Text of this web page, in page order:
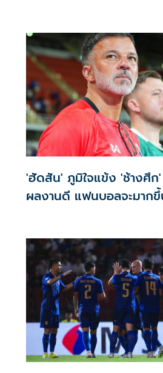
'ฮัดสัน' ภูมิใจแข้ง 'ช้างศึก'
ผลงานดี แฟนบอลจะมากขึ้